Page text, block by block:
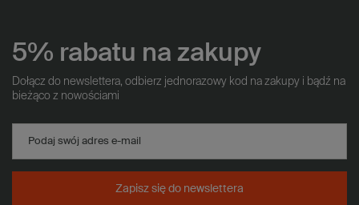
5% rabatu na zakupy
Dołącz do newslettera, odbierz jednorazowy kod na zakupy i bądź na
bieżąco z nowościami
Podaj swój adres e-mail
Zapisz się do newslettera